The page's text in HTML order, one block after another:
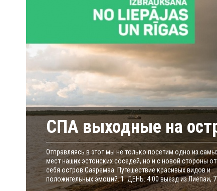
СПА выходные на
Отправляясь в этот мы не только посетим одно из
мест наших эстонских соседей, но и с новой стороны
себя остров Сааремаа. Путешествие красивых видов и
положительных эмоций. 1. ДЕНЬ. 4:00 выезд из Лиепаи,